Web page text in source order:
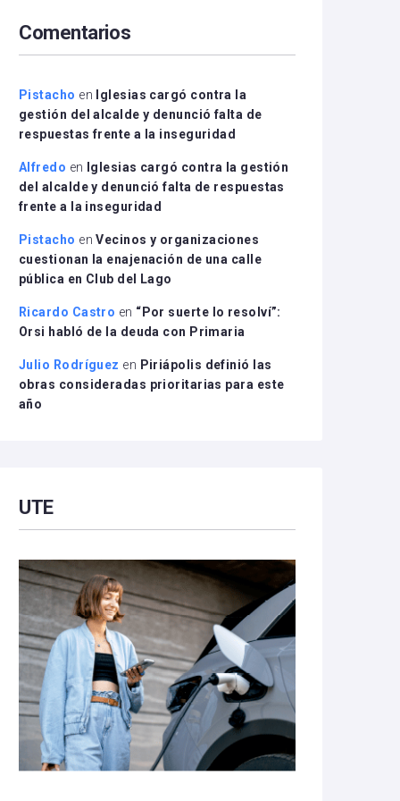
disminuir
el
Comentarios
Pistacho en
Iglesias cargó contra la
gestión del alcalde y denunció falta de
respuestas frente a la inseguridad
Alfredo en
Iglesias cargó contra la gestión
del alcalde y denunció falta de respuestas
frente a la inseguridad
Pistacho enVecinos y organizaciones
cuestionan la enajenación de una calle
pública en Club del Lago
Ricardo Castro en “Por suerte lo resolví”:
Orsi habló de la deuda con Primaria
Julio Rodríguez en Piriápolis definió las
obras consideradas prioritarias para este
año
UTE